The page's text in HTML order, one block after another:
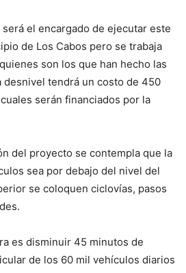
el encargado de ejecutar este
de Los Cabos pero se trabaja
son los que han hecho las
desnivel tendrá un costo de 450
serán financiados por la
del proyecto se contempla que la
sea por debajo del nivel del
se coloquen ciclovías, pasos
es disminuir 45 minutos de
de los 60 mil vehículos diarios